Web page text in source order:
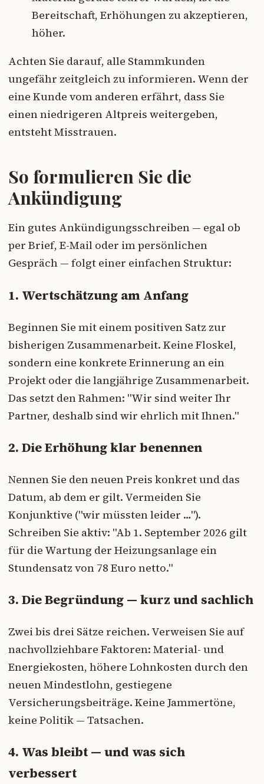
Bereitschaft, Erhöhungen zu akzeptieren,
höher.
Achten Sie darauf, alle Stammkunden
ungefähr zeitgleich zu informieren. Wenn der
eine Kunde vom anderen erfährt, dass Sie
einen niedrigeren Altpreis weitergeben,
entsteht Misstrauen.
So formulieren Sie die
Ankündigung
Ein gutes Ankündigungsschreiben — egal ob
per Brief, E-Mail oder im persönlichen
Gespräch — folgt einer einfachen Struktur:
1. Wertschätzung am Anfang
Beginnen Sie mit einem positiven Satz zur
bisherigen Zusammenarbeit. Keine Floskel,
sondern eine konkrete Erinnerung an ein
Projekt oder die langjährige Zusammenarbeit.
Das setzt den Rahmen: "Wir sind weiter Ihr
Partner, deshalb sind wir ehrlich mit Ihnen."
2. Die Erhöhung klar benennen
Nennen Sie den neuen Preis konkret und das
Datum, ab dem er gilt. Vermeiden Sie
Konjunktive ("wir müssten leider …").
Schreiben Sie aktiv: "Ab 1. September 2026 gilt
für die Wartung der Heizungsanlage ein
Stundensatz von 78 Euro netto."
3. Die Begründung — kurz und sachlich
Zwei bis drei Sätze reichen. Verweisen Sie auf
nachvollziehbare Faktoren: Material- und
Energiekosten, höhere Lohnkosten durch den
neuen Mindestlohn, gestiegene
Versicherungsbeiträge. Keine Jammertöne,
keine Politik — Tatsachen.
4. Was bleibt — und was sich
verbessert